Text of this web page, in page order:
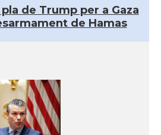
de Trump per a Gaza
de Hamas